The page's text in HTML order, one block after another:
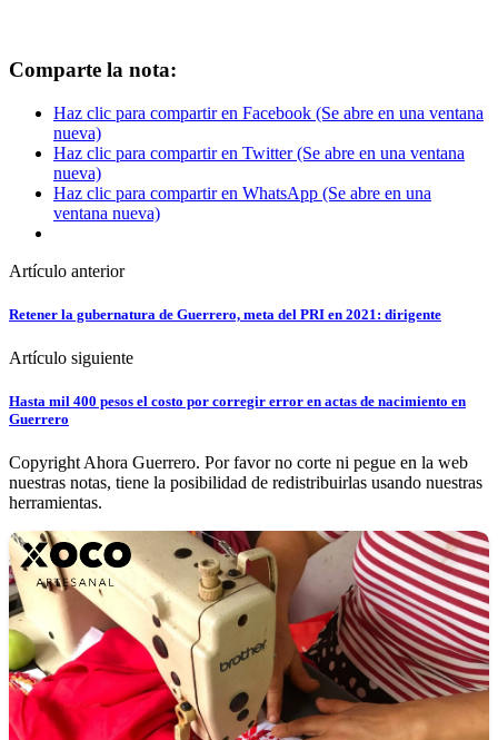
Comparte la nota:
Haz clic para compartir en Facebook (Se abre en una ventana
nueva)
Haz clic para compartir en Twitter (Se abre en una ventana
nueva)
Haz clic para compartir en WhatsApp (Se abre en una
ventana nueva)
Artículo anterior
Retener la gubernatura de Guerrero, meta del PRI en 2021: dirigente
Artículo siguiente
Hasta mil 400 pesos el costo por corregir error en actas de nacimiento en
Guerrero
Copyright Ahora Guerrero. Por favor no corte ni pegue en la web
nuestras notas, tiene la posibilidad de redistribuirlas usando nuestras
herramientas.